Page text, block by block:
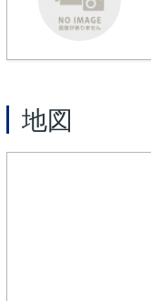
地図